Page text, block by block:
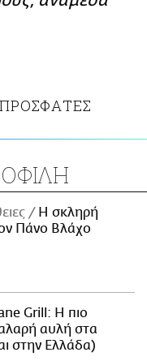
ΠΡΟΣΦΑΤΕΣ
H σκληρή
Πάνο Βλάχο
Grill: Η πιο
αυλή στα
στην Ελλάδα)